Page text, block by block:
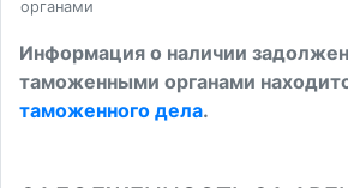
органами
Информация о наличии
таможенными органами
таможенного дела.